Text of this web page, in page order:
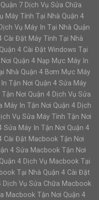
7 Dịch Vụ Sửa Chữa
Máy Tính Tại Nhà Quận 4
Vụ Máy In Tại Nhà Quận
Cài Đặt Máy Tính Tại Nhà
4 Cài Đặt Windows Tại
Quận 4 Nạp Mực Máy In
Nhà Quận 4 Bơm Mực Máy
Tận Nơi Quận 4 Sửa Máy
Nơi Quận 4 Dịch Vụ Sửa
Máy In Tận Nơi Quận 4 Dịch
Vụ Sửa Máy Tính Tận Nơi
Sửa Máy In Tận Nơi Quận 4
Cài Đặt Macbook Tận Nơi
4 Sửa Macbook Tận Nơi
4 Dịch Vụ Macbook Tại
Tại Nhà Quận 4 Cài Đặt
Vụ Sửa Chữa Macbook
Macbook Tận Nơi Quận 4